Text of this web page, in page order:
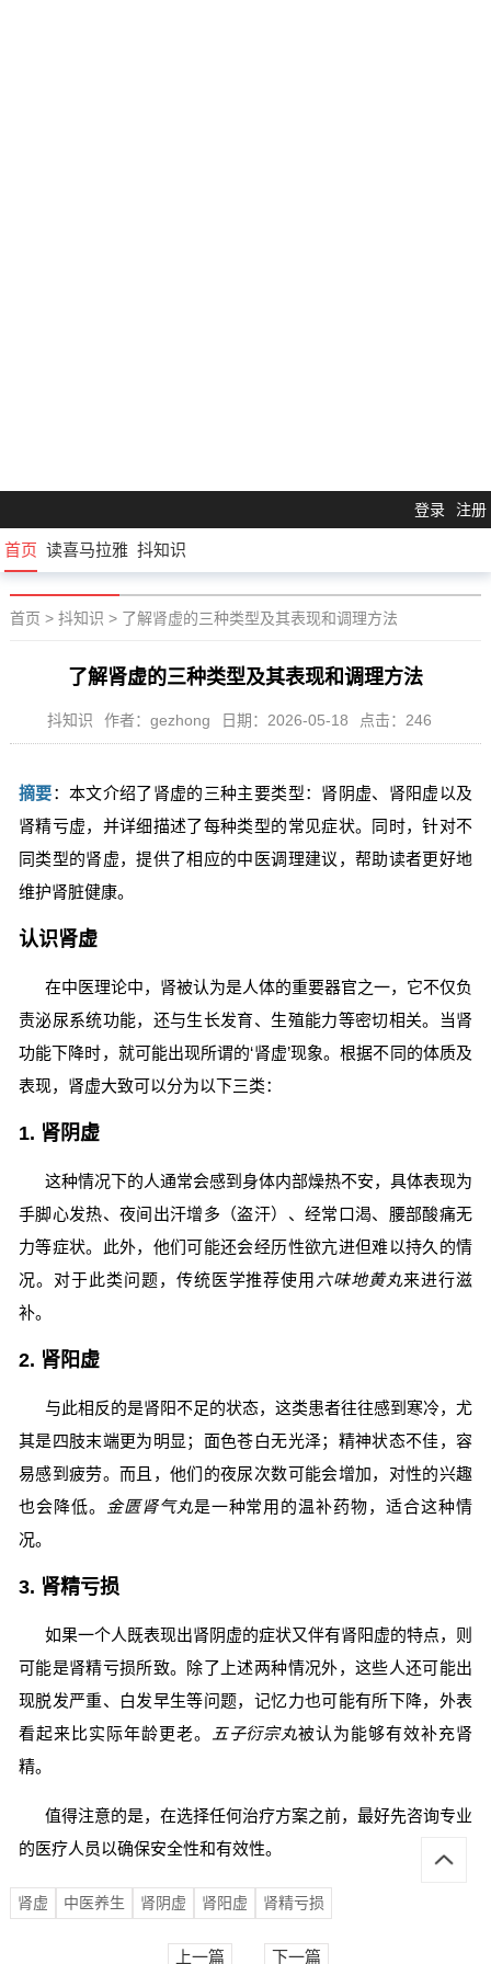
登录 注册
首页 读喜马拉雅 抖知识
首页 > 抖知识 > 了解肾虚的三种类型及其表现和调理方法
了解肾虚的三种类型及其表现和调理方法
抖知识 作者：gezhong 日期：2026-05-18 点击：246
摘要：本文介绍了肾虚的三种主要类型：肾阴虚、肾阳虚以及
肾精亏虚，并详细描述了每种类型的常见症状。同时，针对不
同类型的肾虚，提供了相应的中医调理建议，帮助读者更好地
维护肾脏健康。
认识肾虚
在中医理论中，肾被认为是人体的重要器官之一，它不仅负
责泌尿系统功能，还与生长发育、生殖能力等密切相关。当肾
功能下降时，就可能出现所谓的‘肾虚’现象。根据不同的体质及
表现，肾虚大致可以分为以下三类：
1. 肾阴虚
这种情况下的人通常会感到身体内部燥热不安，具体表现为
手脚心发热、夜间出汗增多（盗汗）、经常口渴、腰部酸痛无
力等症状。此外，他们可能还会经历性欲亢进但难以持久的情
况。对于此类问题，传统医学推荐使用 六味地黄丸来进行滋
补。
2. 肾阳虚
与此相反的是肾阳不足的状态，这类患者往往感到寒冷，尤
其是四肢末端更为明显；面色苍白无光泽；精神状态不佳，容
易感到疲劳。而且，他们的夜尿次数可能会增加，对性的兴趣
也会降低。
金匮肾气丸是一种常用的温补药物，适合这种情
况。
3. 肾精亏损
如果一个人既表现出肾阴虚的症状又伴有肾阳虚的特点，则
可能是肾精亏损所致。除了上述两种情况外，这些人还可能出
现脱发严重、白发早生等问题，记忆力也可能有所下降，外表
看起来比实际年龄更老。
五子衍宗丸被认为能够有效补充肾
精。
值得注意的是，在选择任何治疗方案之前，最好先咨询专业
的医疗人员以确保安全性和有效性。
肾虚 中医养生 肾阴虚 肾阳虚 肾精亏损
上一篇 下一篇